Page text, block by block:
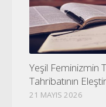
Yeşil Feminizmin
Tahribatının
21 MAYIS 2026